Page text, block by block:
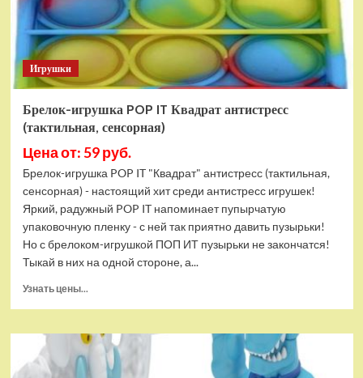
Игрушки
Брелок-игрушка POP IT Квадрат антистресс
(тактильная, сенсорная)
Цена от: 59 руб.
Брелок-игрушка POP IT "Квадрат" антистресс (тактильная,
сенсорная) - настоящий хит среди антистресс игрушек!
Яркий, радужный POP IT напоминает пупырчатую
упаковочную пленку - с ней так приятно давить пузырьки!
Но с брелоком-игрушкой ПОП ИТ пузырьки не закончатся!
Тыкай в них на одной стороне, а...
Узнать цены...
Брелок-
игрушка
POP